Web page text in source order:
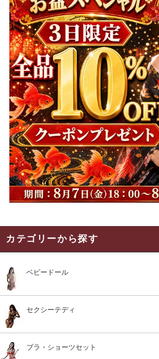
カテゴリーから探す
ベビードール
セクシーテディ
ブラ・ショーツセット